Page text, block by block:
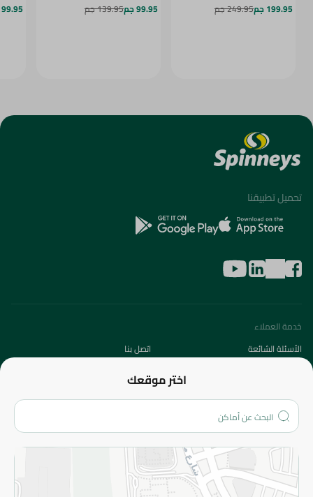
199.95 جم
249.95 جم
99.95 جم
139.95 جم
99.95 جم
اختر موقعك
تحميل تطبيقنا
خدمة العملاء
الأسئلة الشائعة
اتصل بنا
من نحن؟
الفروع
المزيد
الاسترجاع
سياسة الاستخدام
سياسة الخصوصية